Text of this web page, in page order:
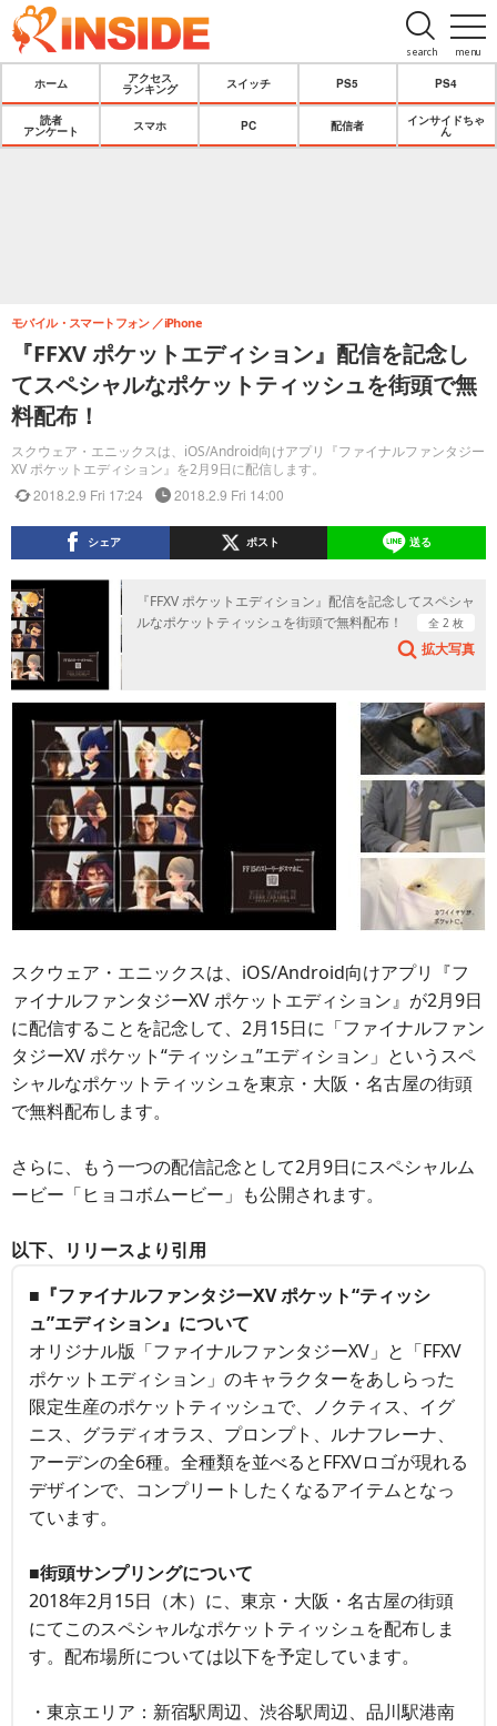
menu
search
ホーム
アクセス
ランキング
スイッチ PS5 PS4
読者
アンケート
スマホ PC 配信者
インサイドちゃ
ん
『FFXV ポケットエディション』配信を記念し
てスペシャルなポケットティッシュを街頭で無
料配布！
スクウェア・エニックスは、iOS/Android向けアプリ『ファイナルファンタジー
XV ポケットエディション』を2月9日に配信します。
モバイル・スマートフォン iPhone
2018.2.9 Fri 17:24 2018.2.9 Fri 14:00
シェア ポスト 送る
『FFXV ポケットエディション』配信を記念してスペシャ
ルなポケットティッシュを街頭で無料配布！
全 2 枚
拡大写真
スクウェア・エニックスは、iOS/Android向けアプリ『フ
ァイナルファンタジーXV ポケットエディション』が2月9日
に配信することを記念して、2月15日に「ファイナルファン
タジーXV ポケット“ティッシュ”エディション」というスペ
シャルなポケットティッシュを東京・大阪・名古屋の街頭
で無料配布します。
さらに、もう一つの配信記念として2月9日にスペシャルム
ービー「ヒョコボムービー」も公開されます。
以下、リリースより引用
■『ファイナルファンタジーXV ポケット“ティッシ
ュ”エディション』について
オリジナル版「ファイナルファンタジーXV」と「FFXV
ポケットエディション」のキャラクターをあしらった
限定生産のポケットティッシュで、ノクティス、イグ
ニス、グラディオラス、プロンプト、ルナフレーナ、
アーデンの全6種。全種類を並べるとFFXVロゴが現れる
デザインで、コンプリートしたくなるアイテムとなっ
ています。
■街頭サンプリングについて
2018年2月15日（木）に、東京・大阪・名古屋の街頭
にてこのスペシャルなポケットティッシュを配布しま
す。配布場所については以下を予定しています。
・東京エリア：新宿駅周辺、渋谷駅周辺、品川駅港南